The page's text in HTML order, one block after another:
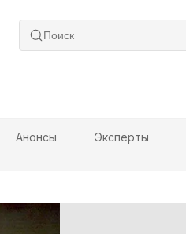
Анонсы Эксперты